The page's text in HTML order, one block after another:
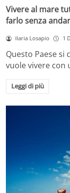
Vivere al mare
farlo senza
Ilaria Losapio 1
Questo Paese
vuole vivere con
Leggi di più